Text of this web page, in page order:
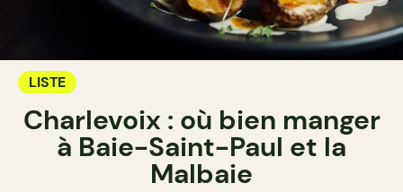
LISTE
Charlevoix : où bien manger
à Baie-Saint-Paul et la
Malbaie